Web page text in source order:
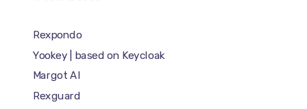
Rexpondo
Yookey | based on Keycloak
Margot AI
Rexguard